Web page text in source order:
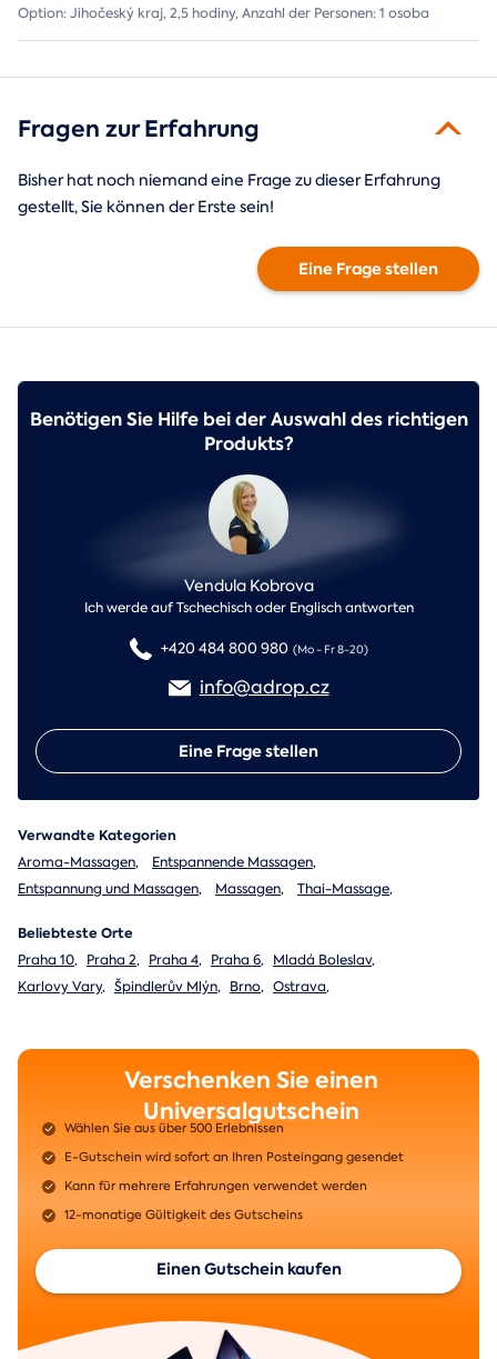
Option: Jihočeský kraj, 2,5 hodiny, Anzahl der Personen: 1 osoba
Fragen zur Erfahrung
Bisher hat noch niemand eine Frage zu dieser Erfahrung
gestellt, Sie können der Erste sein!
Eine Frage stellen
Benötigen Sie Hilfe bei der Auswahl des richtigen
Produkts?
Vendula Kobrova
Ich werde auf Tschechisch oder Englisch antworten
+420 484 800 980 (Mo - Fr 8-20)
info@adrop.cz
Eine Frage stellen
Verwandte Kategorien
Aroma-Massagen, Entspannende Massagen,
Entspannung und Massagen, Massagen, Thai-Massage,
Beliebteste Orte
Praha 10, Praha 2, Praha 4, Praha 6, Mladá Boleslav,
Karlovy Vary, Špindlerův Mlýn, Brno, Ostrava,
Verschenken Sie einen
Universalgutschein
Wählen Sie aus über 500 Erlebnissen
E-Gutschein wird sofort an Ihren Posteingang gesendet
Kann für mehrere Erfahrungen verwendet werden
12-monatige Gültigkeit des Gutscheins
Einen Gutschein kaufen